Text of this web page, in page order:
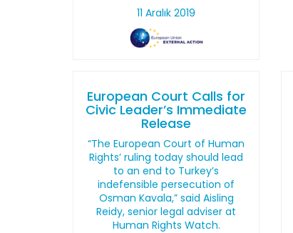
11 Aralık 2019
European Court Calls for
Civic Leader’s Immediate
Release
“The European Court of Human
Rights’ ruling today should lead
to an end to Turkey’s
indefensible persecution of
Osman Kavala,” said Aisling
Reidy, senior legal adviser at
Human Rights Watch.